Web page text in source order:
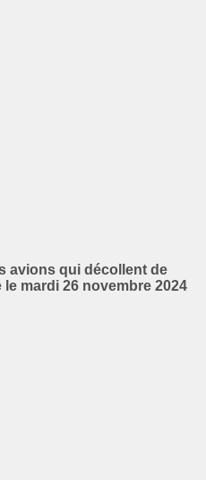
avions qui décollent de
mardi 26 novembre 2024